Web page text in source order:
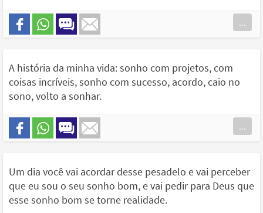
...
A história da minha vida: sonho com projetos, com
coisas incríveis, sonho com sucesso, acordo, caio no
sono, volto a sonhar.
...
Um dia você vai acordar desse pesadelo e vai perceber
que eu sou o seu sonho bom, e vai pedir para Deus que
esse sonho bom se torne realidade.